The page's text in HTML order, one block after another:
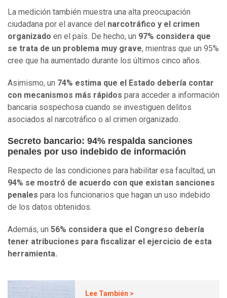
La medición también muestra una alta preocupación
ciudadana por el avance del narcotráfico y el crimen
organizado en el país. De hecho, un 97% considera que
se trata de un problema muy grave, mientras que un 95%
cree que ha aumentado durante los últimos cinco años.
Asimismo, un 74% estima que el Estado debería contar
con mecanismos más rápidos para acceder a información
bancaria sospechosa cuando se investiguen delitos
asociados al narcotráfico o al crimen organizado.
Secreto bancario: 94% respalda sanciones
penales por uso indebido de información
Respecto de las condiciones para habilitar esa facultad, un
94% se mostró de acuerdo con que existan sanciones
penales para los funcionarios que hagan un uso indebido
de los datos obtenidos.
Además, un 56% considera que el Congreso debería
tener atribuciones para fiscalizar el ejercicio de esta
herramienta.
Lee También >